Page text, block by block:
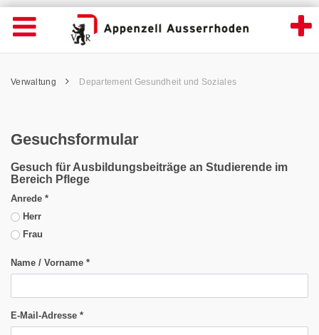
Gesuchsformular - Appenzell
Wichtige
Seiten
Home
Inhalt
Navigation öffnen
Inhalt
Pfadnavigation
Verwaltung Departement Gesundheit und Soziales
Gesuchsformular
Gesuch für Ausbildungsbeiträge an Studierende im
Bereich Pflege
Anrede *
Herr
Frau
Name / Vorname *
E-Mail-Adresse *